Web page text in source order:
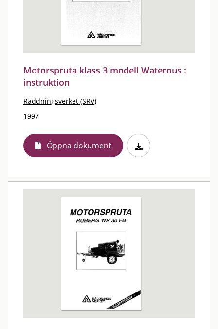
Motorspruta klass 3 modell Waterous :
instruktion
Räddningsverket (SRV)
1997
Öppna dokument